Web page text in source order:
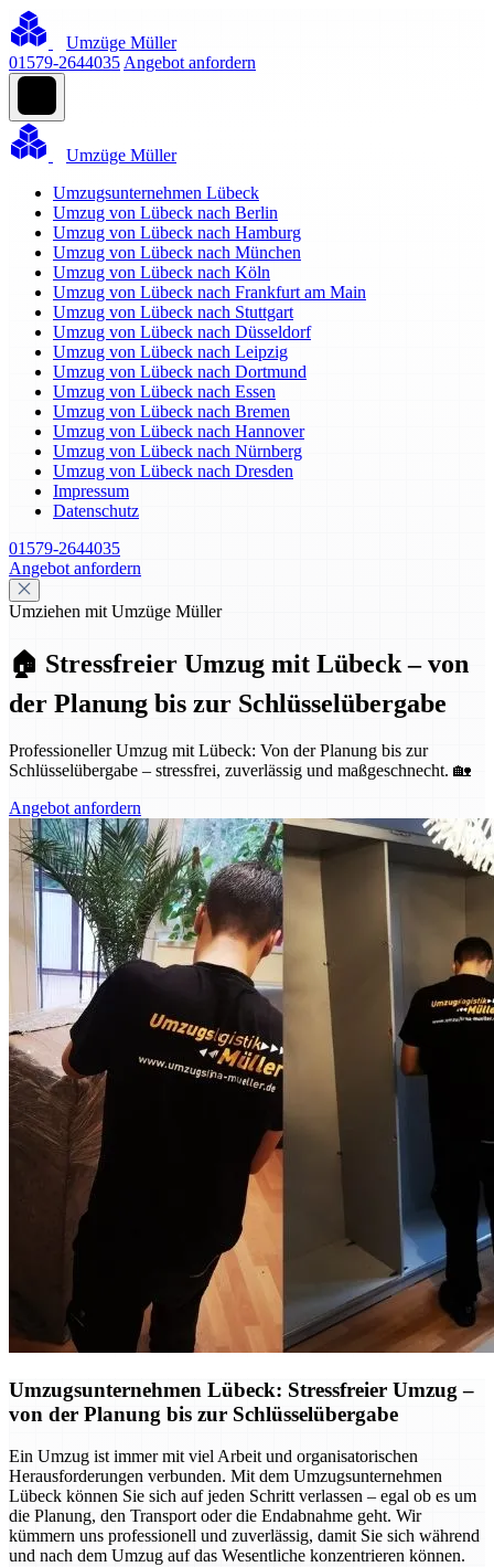
Umzüge Müller
01579-2644035 Angebot anfordern
Umzüge Müller
Umzugsunternehmen Lübeck
Umzug von Lübeck nach Berlin
Umzug von Lübeck nach Hamburg
Umzug von Lübeck nach München
Umzug von Lübeck nach Köln
Umzug von Lübeck nach Frankfurt am Main
Umzug von Lübeck nach Stuttgart
Umzug von Lübeck nach Düsseldorf
Umzug von Lübeck nach Leipzig
Umzug von Lübeck nach Dortmund
Umzug von Lübeck nach Essen
Umzug von Lübeck nach Bremen
Umzug von Lübeck nach Hannover
Umzug von Lübeck nach Nürnberg
Umzug von Lübeck nach Dresden
Impressum
Datenschutz
01579-2644035
Angebot anfordern
Umziehen mit Umzüge Müller
🏠 Stressfreier Umzug mit Lübeck – von
der Planung bis zur Schlüsselübergabe
Professioneller Umzug mit Lübeck: Von der Planung bis zur
Schlüsselübergabe – stressfrei, zuverlässig und maßgeschnecht. 🏡
Angebot anfordern
Umzugsunternehmen Lübeck: Stressfreier Umzug –
von der Planung bis zur Schlüsselübergabe
Ein Umzug ist immer mit viel Arbeit und organisatorischen
Herausforderungen verbunden. Mit dem Umzugsunternehmen
Lübeck können Sie sich auf jeden Schritt verlassen – egal ob es um
die Planung, den Transport oder die Endabnahme geht. Wir
kümmern uns professionell und zuverlässig, damit Sie sich während
und nach dem Umzug auf das Wesentliche konzentrieren können.